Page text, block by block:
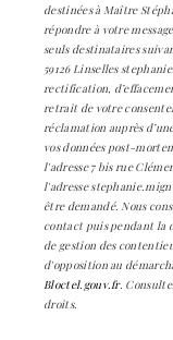
destinées à Maître
répondre à votre
seuls destinataires
59126 Linselles
rectification,
retrait de votre
réclamation auprès
vos données post-
l'adresse 7 bis rue
l'adresse
être demandé. Nous
contact puis pendant la
de gestion des
d'opposition au
Bloctel.gouv.fr.
droits.